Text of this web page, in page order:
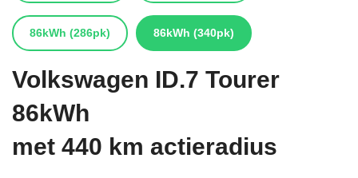
86kWh (286pk) 86kWh (340pk)
Volkswagen ID.7 Tourer
86kWh
met 440 km actieradius